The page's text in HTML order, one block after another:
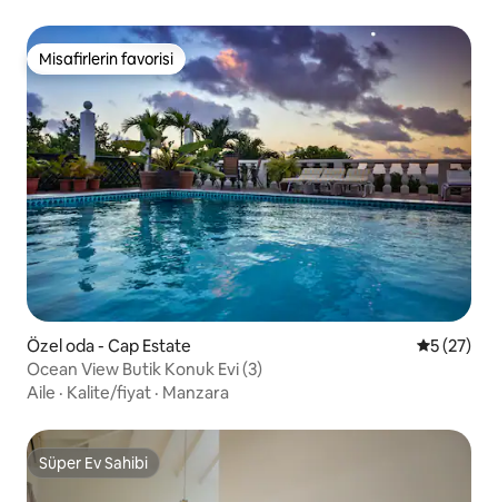
Misafirlerin favorisi
Misafirlerin favorisi
Özel oda - Cap Estate 55 (27)
Ocean View Butik Konuk Evi (3)
Aile · Kalite/fiyat · Manzara
Süper Ev Sahibi
Süper Ev Sahibi